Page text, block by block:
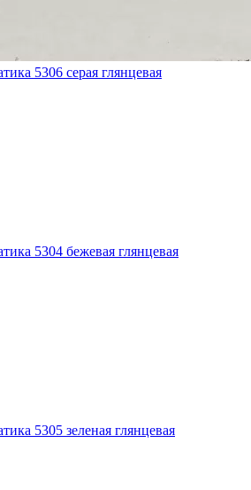
5306 серая глянцевая
5304 бежевая глянцевая
5305 зеленая глянцевая